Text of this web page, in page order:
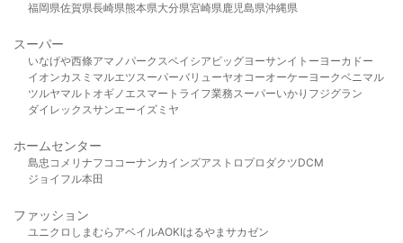
福岡県佐賀県長崎県熊本県大分県宮崎県鹿児島県沖縄県
スーパー
いなげや西條アマノパークスベイシア ビッグヨーサンイトーヨーカドー
イオンカスミ マルエツスーパーバリューヤオコーオーケー ヨークベニマル
ツルヤマルト オギノ エスマート ライフ業務スーパーいかり フジグラン
ダイレックスサンエーイズミヤ
ホームセンター
島忠 コメリ ナフコ コーナンカインズアストロプロダクツDCM
ジョイフル本田
ファッション
ユニクロ しまむら アベイルAOKIはるやま サカゼン